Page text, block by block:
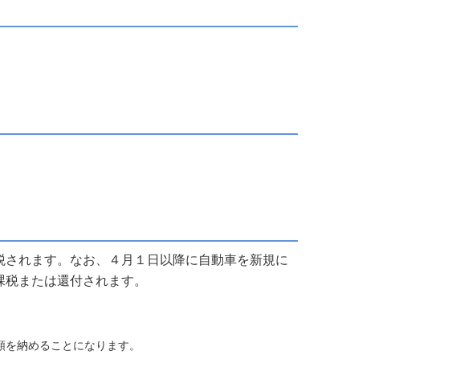
れます。なお、４月１日以降に自動車を新規に
または還付されます。
納めることになります。